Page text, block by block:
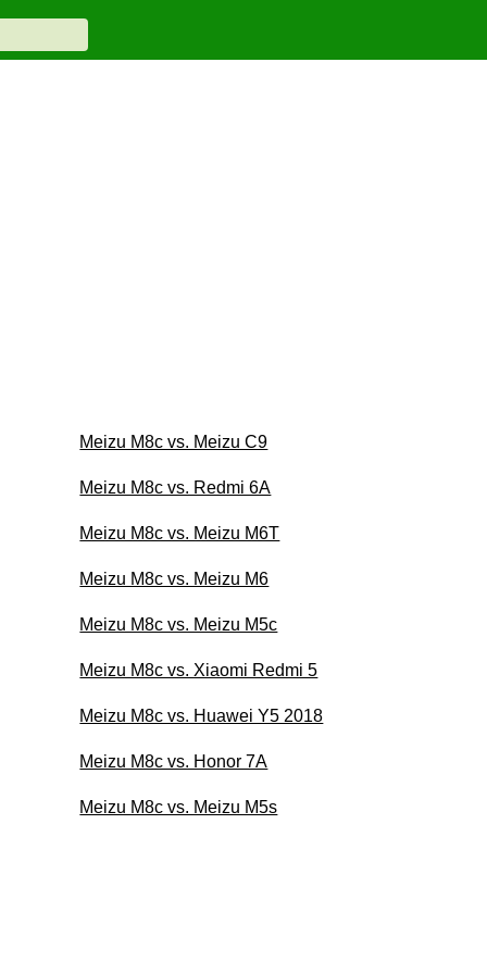
Meizu M8c vs. Meizu C9
Meizu M8c vs. Redmi 6A
Meizu M8c vs. Meizu M6T
Meizu M8c vs. Meizu M6
Meizu M8c vs. Meizu M5c
Meizu M8c vs. Xiaomi Redmi 5
Meizu M8c vs. Huawei Y5 2018
Meizu M8c vs. Honor 7A
Meizu M8c vs. Meizu M5s